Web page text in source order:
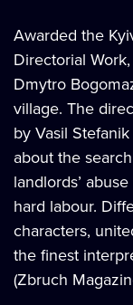
Awarded the
Directorial
Dmytro
village. The
by Vasil
about the
landlords’
hard labour.
characters,
the finest
(Zbruch